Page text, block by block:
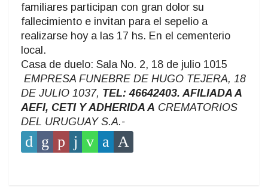
familiares participan con gran dolor su
fallecimiento e invitan para el sepelio a
realizarse hoy a las 17 hs. En el cementerio
local.
Casa de duelo: Sala No. 2, 18 de julio 1015
EMPRESA FUNEBRE DE HUGO TEJERA, 18
DE JULIO 1037, TEL: 46642403. AFILIADA A
AEFI, CETI Y ADHERIDA A CREMATORIOS
DEL URUGUAY S.A.-